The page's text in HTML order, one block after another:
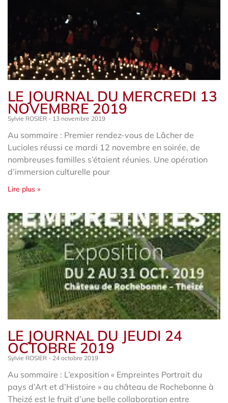
LE JOURNAL DU MERCREDI 13
NOVEMBRE 2019
Sylvie ROSIER 13 novembre 2019
Au sommaire : Premier rendez-vous de Lâcher de
Lucioles réussi ce mardi 12 novembre en soirée, de
nombreuses familles s’étaient réunies. Une opération
d’immersion culturelle pour
Lire plus »
LE JOURNAL DU JEUDI 24
OCTOBRE 2019
Sylvie ROSIER 24 octobre 2019
Au sommaire : L’exposition « Empreintes Portrait du
pays d’Art et d’Histoire » au château de Rochebonne à
Theizé est le fruit d’une belle collaboration entre